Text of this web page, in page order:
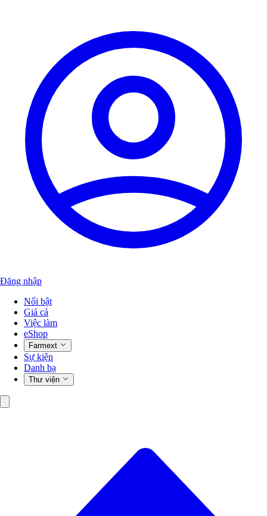
Đăng nhập
Nổi bật
Giá cả
Việc làm
eShop
Farmext
Sự kiện
Danh bạ
Thư viện